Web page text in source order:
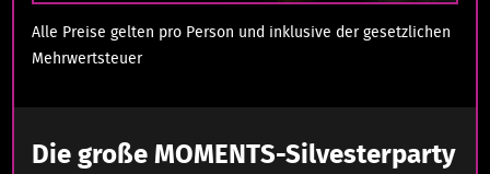
Alle Preise gelten pro Person und inklusive der gesetzlichen
Mehrwertsteuer
Die große MOMENTS-Silvesterparty